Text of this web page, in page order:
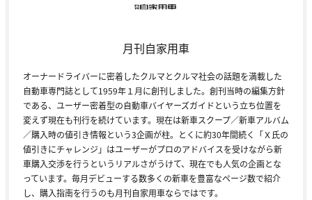
月刊自家用車
オーナードライバーに密着したクルマとクルマ社会の話題を満載した
自動車専門誌として1959年１月に創刊しました。創刊当時の編集方針
である、ユーザー密着型の自動車バイヤーズガイドという立ち位置を
変えず現在も刊行を続けています。現在は新車スクープ／新車アルバム
／購入時の値引き情報という3企画が柱。とくに約30年間続く「Ｘ氏の
値引きにチャレンジ」はユーザーがプロのアドバイスを受けながら新
車購入交渉を行うというリアルさがうけて、現在でも人気の企画とな
っています。毎月デビューする数多くの新車を豊富なページ数で紹介
し、購入指南を行うのも月刊自家用車ならではです。